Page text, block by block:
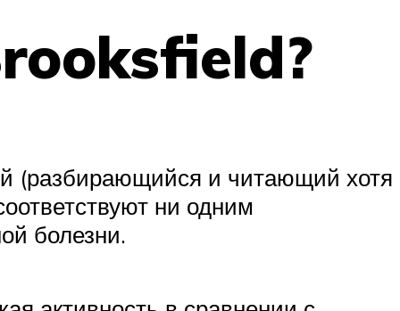
(разбирающийся и читающий хотя
ни одним
болезни.